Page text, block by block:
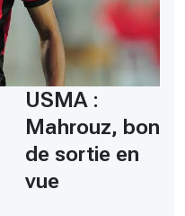
USMA :
Mahrouz, bon
de sortie en
vue